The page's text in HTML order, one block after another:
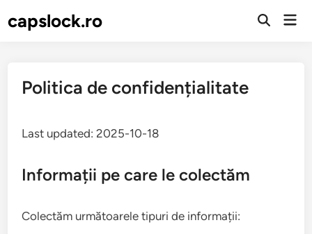
tocapslock.ro
Open
Politica de confidențialitate
Last updated: 2025-10-18
Informații pe care le colectăm
Colectăm următoarele tipuri de informații: